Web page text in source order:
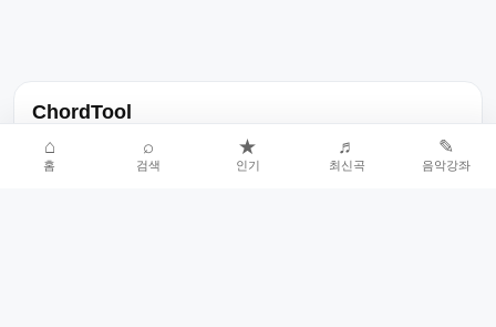
ChordTool
노래 가사, 곡 정보, 코드, 악보를 한곳에서 찾을 수 있는 음악 정보
서비스입니다.
⌂
홈
⌕
검색
★
인기
♬
최신곡
✎
음악강좌